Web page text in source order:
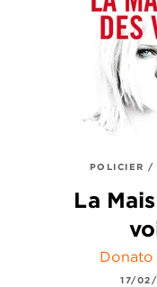
POLICIER /
La
Donato
17/02/